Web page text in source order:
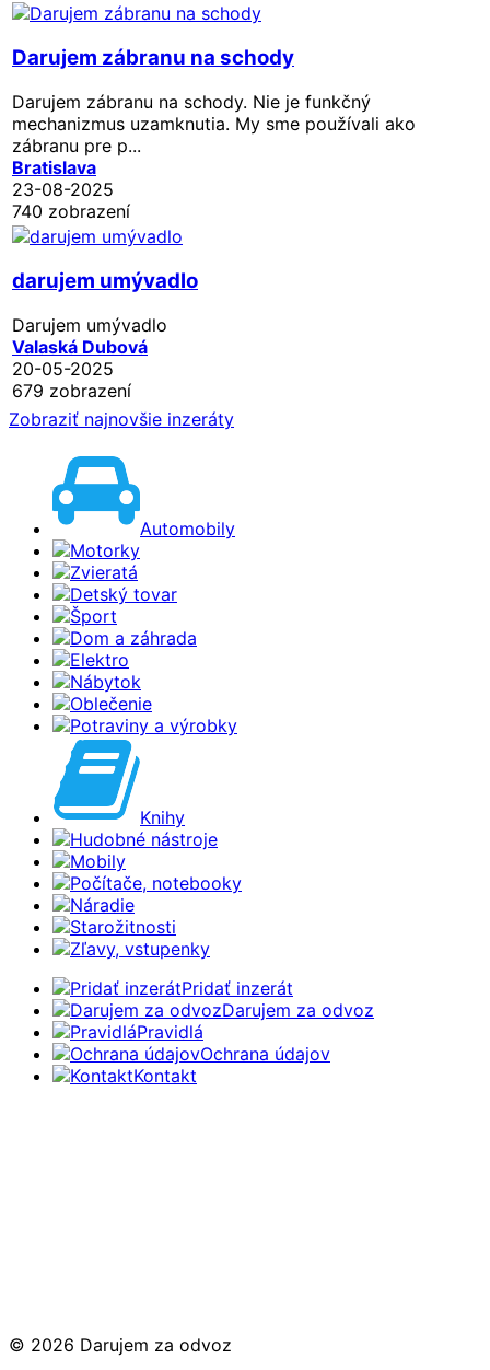
Darujem zábranu na schody
Darujem zábranu na schody. Nie je funkčný
mechanizmus uzamknutia. My sme používali ako
zábranu pre p...
Bratislava
23-08-2025
740 zobrazení
darujem umývadlo
Darujem umývadlo
Valaská Dubová
20-05-2025
679 zobrazení
Zobraziť najnovšie inzeráty
Automobily
Motorky
Zvieratá
Detský tovar
Šport
Dom a záhrada
Elektro
Nábytok
Oblečenie
Potraviny a výrobky
Knihy
Hudobné nástroje
Mobily
Počítače, notebooky
Náradie
Starožitnosti
Zľavy, vstupenky
Pridať inzerát
Darujem za odvoz
Pravidlá
Ochrana údajov
Kontakt
© 2026 Darujem za odvoz